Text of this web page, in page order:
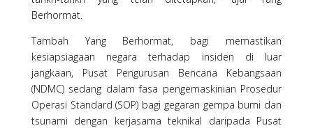
Berhormat.
Tambah Yang Berhormat, bagi memastikan
kesiapsiagaan negara terhadap insiden di luar
jangkaan, Pusat Pengurusan Bencana Kebangsaan
(NDMC) sedang dalam fasa pengemaskinian Prosedur
Operasi Standard (SOP) bagi gegaran gempa bumi dan
tsunami dengan kerjasama teknikal daripada Pusat